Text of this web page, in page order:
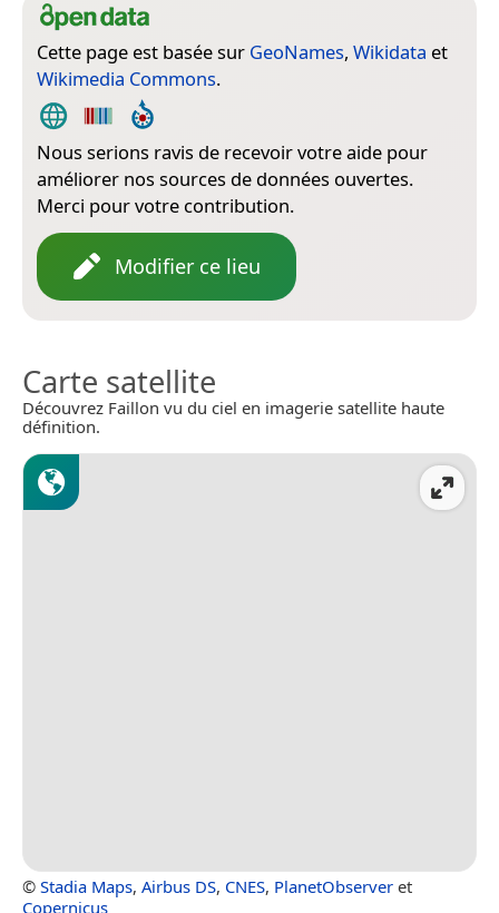
Cette page est basée sur GeoNames, Wikidata et
Wikimedia Commons.
Nous serions ravis de recevoir votre aide pour
améliorer nos sources de données ouvertes.
Merci pour votre contribution.
Modifier ce lieu
Carte satellite
Découvrez Faillon vu du ciel en imagerie satellite haute
définition.
© Stadia Maps, Airbus DS, CNES, PlanetObserver et
Copernicus